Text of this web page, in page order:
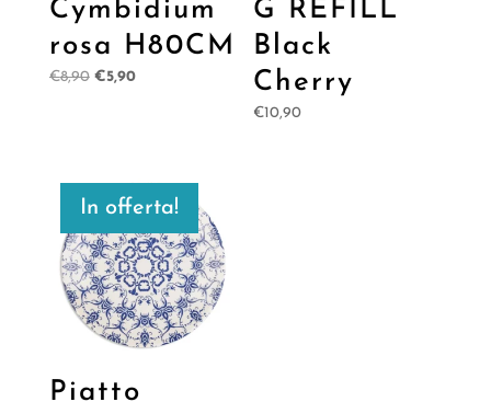
Cymbidium
rosa H80CM
€8,90 Il
€5,90Il
G REFILL
Black
Cherry
€10,90
In offerta!
Piatto